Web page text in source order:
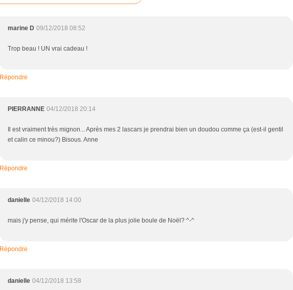
marine D 09/12/2018 08:52
Trop beau ! UN vrai cadeau !
Répondre
PIERRANNE 04/12/2018 20:14
Il est vraiment très mignon... Après mes 2 lascars je prendrai bien un doudou comme ça (est-il gentil
et calin ce minou?) Bisous. Anne
Répondre
danielle 04/12/2018 14:00
mais j'y pense, qui mérite l'Oscar de la plus jolie boule de Noël? ^-^
Répondre
danielle 04/12/2018 13:58